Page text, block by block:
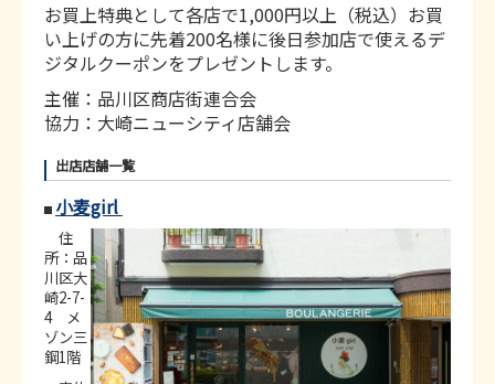
お買上特典として各店で1,000円以上（税込）お買
い上げの方に先着200名様に後日参加店で使えるデ
ジタルクーポンをプレゼントします。
主催：品川区商店街連合会
協力：大崎ニューシティ店舗会
出店店舗一覧
小麦girl
住
所：品
川区大
崎2-7-
4 メ
ゾン三
鋼1階